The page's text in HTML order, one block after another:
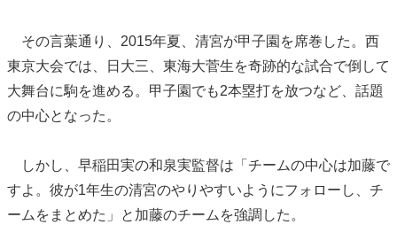
その言葉通り、2015年夏、清宮が甲子園を席巻した。西
東京大会では、日大三、東海大菅生を奇跡的な試合で倒して
大舞台に駒を進める。甲子園でも2本塁打を放つなど、話題
の中心となった。
しかし、早稲田実の和泉実監督は「チームの中心は加藤で
すよ。彼が1年生の清宮のやりやすいようにフォローし、チ
ームをまとめた」と加藤のチームを強調した。